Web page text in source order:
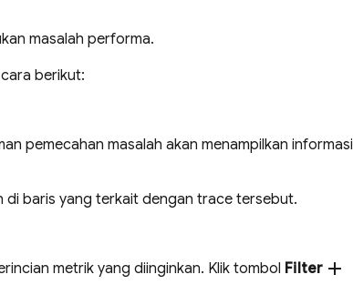
masalah performa.
berikut:
pemecahan masalah akan menampilkan informasi
di baris yang terkait dengan trace tersebut.
metrik yang diinginkan. Klik tombol Filter add